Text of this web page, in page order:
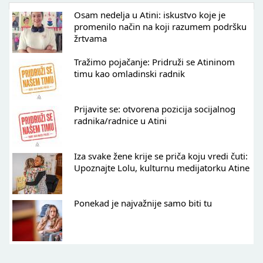
Osam nedelja u Atini: iskustvo koje je
promenilo način na koji razumem podršku
žrtvama
Tražimo pojačanje: Pridruži se Atininom
timu kao omladinski radnik
Prijavite se: otvorena pozicija socijalnog
radnika/radnice u Atini
Iza svake žene krije se priča koju vredi čuti:
Upoznajte Lolu, kulturnu medijatorku Atine
Ponekad je najvažnije samo biti tu